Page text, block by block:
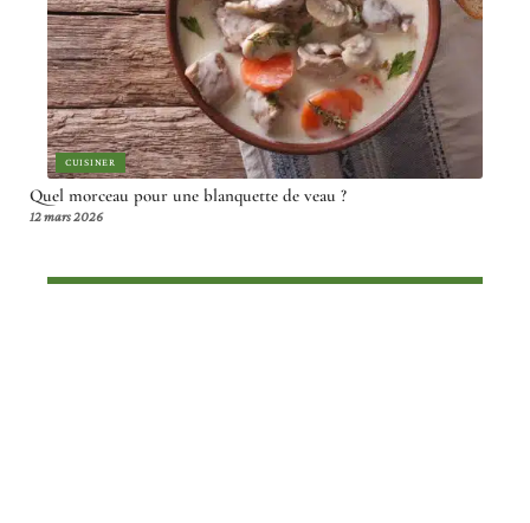
CUISINER
Quel morceau pour une blanquette de veau ?
12 mars 2026